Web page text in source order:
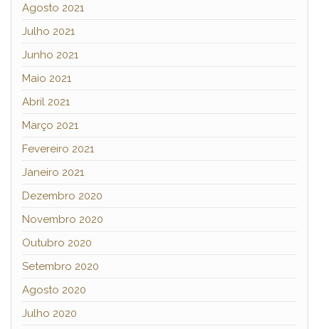
Agosto 2021
Julho 2021
Junho 2021
Maio 2021
Abril 2021
Março 2021
Fevereiro 2021
Janeiro 2021
Dezembro 2020
Novembro 2020
Outubro 2020
Setembro 2020
Agosto 2020
Julho 2020